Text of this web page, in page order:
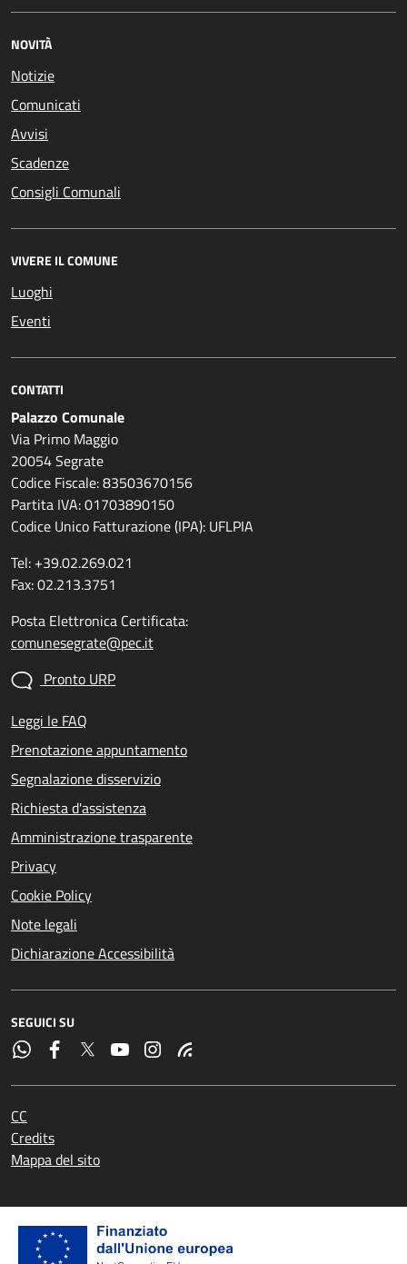
NOVITÀ
Notizie
Comunicati
Avvisi
Scadenze
Consigli Comunali
VIVERE IL COMUNE
Luoghi
Eventi
CONTATTI
Palazzo Comunale
Via Primo Maggio
20054 Segrate
Codice Fiscale: 83503670156
Partita IVA: 01703890150
Codice Unico Fatturazione (IPA): UFLPIA
Tel: +39.02.269.021
Fax: 02.213.3751
Posta Elettronica Certificata:
comunesegrate@pec.it
Pronto URP
Leggi le FAQ
Prenotazione appuntamento
Segnalazione disservizio
Richiesta d'assistenza
Amministrazione trasparente
Privacy
Cookie Policy
Note legali
Dichiarazione Accessibilità
SEGUICI SU
CC
Credits
Mappa del sito